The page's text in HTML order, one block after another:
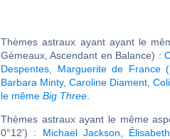
Thèmes astraux ayant ayant le
Gémeaux, Ascendant en Balance) :
Despentes
Marguerite de France
Barbara Minty, Caroline Diament
le même Big Three
Thèmes astraux ayant le même
0°12') : Michael Jackson